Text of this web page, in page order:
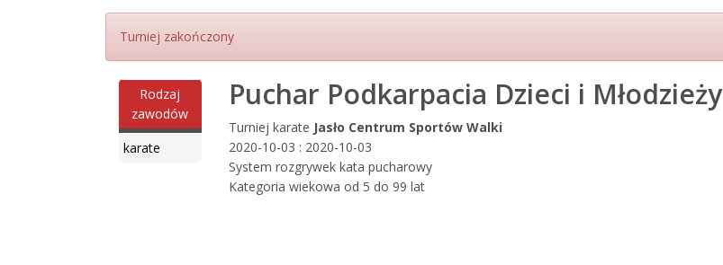
Turniej zakończony
Rodzaj
zawodów
karate
Puchar Podkarpacia Dzieci i Młodzieży
Turniej karate Jasło Centrum Sportów Walki
2020-10-03 : 2020-10-03
System rozgrywek kata pucharowy
Kategoria wiekowa od 5 do 99 lat